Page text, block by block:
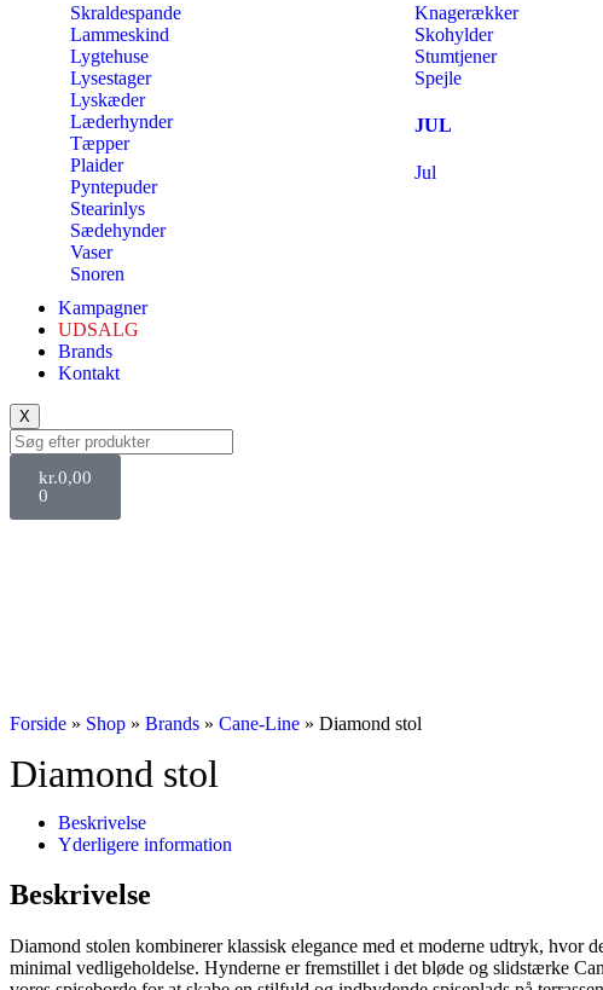
Skraldespande
Lammeskind
Lygtehuse
Lysestager
Lyskæder
Læderhynder
Tæpper
Plaider
Pyntepuder
Stearinlys
Sædehynder
Vaser
Snoren
Knagerækker
Skohylder
Stumtjener
Spejle
JUL
Jul
Kampagner
UDSALG
Brands
Kontakt
X
kr.0,00
0
Forside » Shop » Brands » Cane-Line » Diamond stol
Diamond stol
Beskrivelse
Yderligere information
Beskrivelse
Diamond stolen kombinerer klassisk elegance med et moderne udtryk, hvor
minimal vedligeholdelse. Hynderne er fremstillet i det bløde og slidstærke